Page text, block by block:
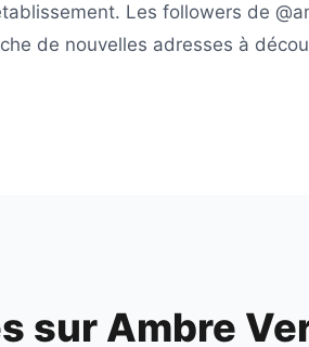
Les followers de
de nouvelles adresses à
sur Ambre